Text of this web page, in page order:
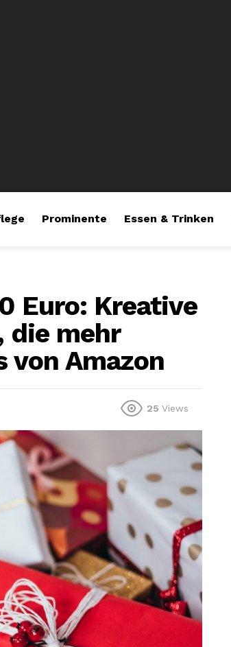
Prominente Essen & Trinken
Euro: Kreative
die mehr
von Amazon
25 Views